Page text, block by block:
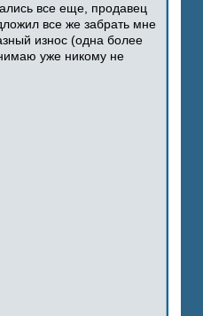
все еще, продавец
все же забрать мне
износ (одна более
уже никому не